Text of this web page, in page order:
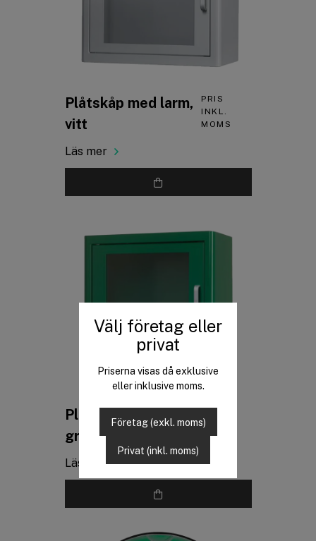
Plåtskåp med larm,
vitt
PRIS
INKL.
MOMS
Läs mer
Plåtskåp med larm,
grönt
PRIS
INKL.
MOMS
Läs mer
Välj företag eller
privat
Priserna visas då exklusive
eller inklusive moms.
Företag (exkl. moms)
Privat (inkl. moms)